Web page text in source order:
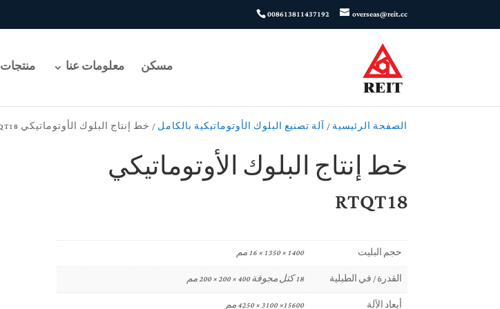
008613811437192 overseas@reit.cc
مسكن معلومات عنا منتجات
الصفحة الرئيسية / آلة تصنيع البلوك الأوتوماتيكية بالكامل / خط إنتاج البلوك الأوتوماتيكي RTQT18
خط إنتاج البلوك الأوتوماتيكي
RTQT18
حجم البليت
1400 × 1350 × 16 مم
القدرة / في الطبلية
18 كتل مجوفة 400 × 200 × 200 مم
أبعاد الآلة
15600× 3100 × 4250 مم